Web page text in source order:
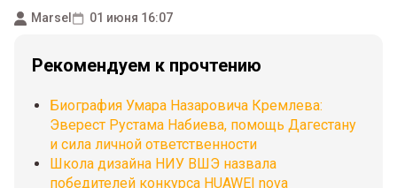
Marsel 01 июня 16:07
Рекомендуем к прочтению
Биография Умара Назаровича Кремлева:
Эверест Рустама Набиева, помощь Дагестану
и сила личной ответственности
Школа дизайна НИУ ВШЭ назвала
победителей конкурса HUAWEI nova